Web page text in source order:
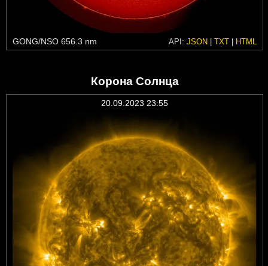
GONG/NSO 656.3 nm API: JSON | TXT | HTML
Корона Солнца
20.09.2023 23:55